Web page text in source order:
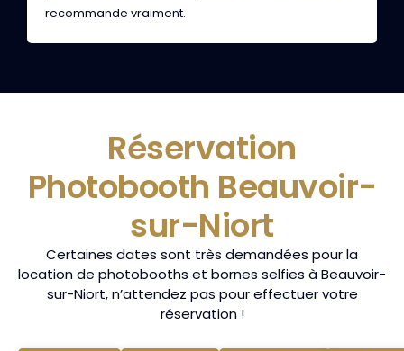
recommande vraiment.
Réservation
Photobooth Beauvoir-
sur-Niort
Certaines dates sont très demandées pour la
location de photobooths et bornes selfies à Beauvoir-
sur-Niort, n’attendez pas pour effectuer votre
réservation !